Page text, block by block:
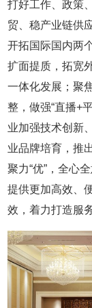
打好工作、政策
贸、稳产业链供
开拓国际国内两
扩面提质，拓宽
一体化发展；聚
整，做强“直播+
业加强技术创新
业品牌培育，推
聚力“优”，全心
提供更加高效、
效，着力打造服